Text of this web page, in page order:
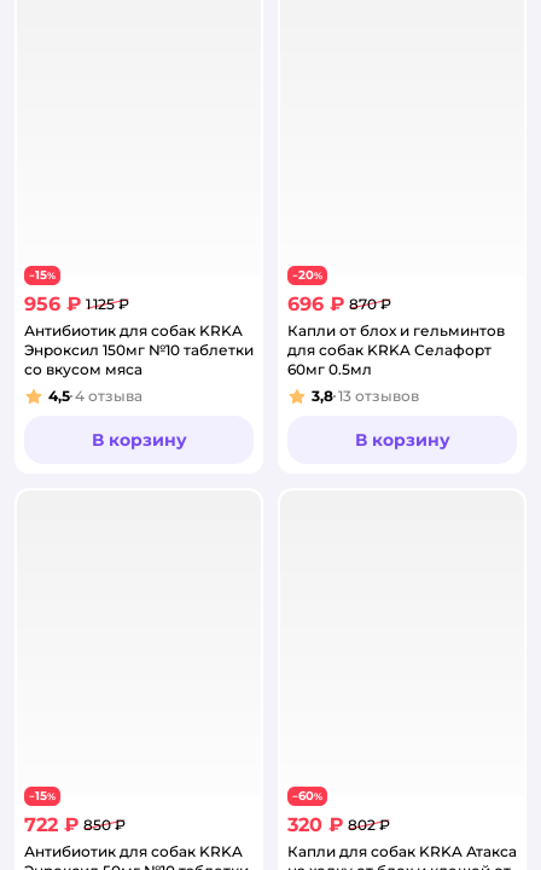
−15%
956 ₽ 1 125 ₽
Антибиотик для собак KRKA
Энроксил 150мг №10 таблетки
со вкусом мяса
Рейтинг:
4,5 4 отзыва
В корзину
−20%
696 ₽ 870 ₽
Капли от блох и гельминтов
для собак KRKA Селафорт
60мг 0.5мл
Рейтинг:
3,8 13 отзывов
В корзину
−15%
722 ₽ 850 ₽
Антибиотик для собак KRKA
−60%
320 ₽ 802 ₽
Капли для собак KRKA Атакса